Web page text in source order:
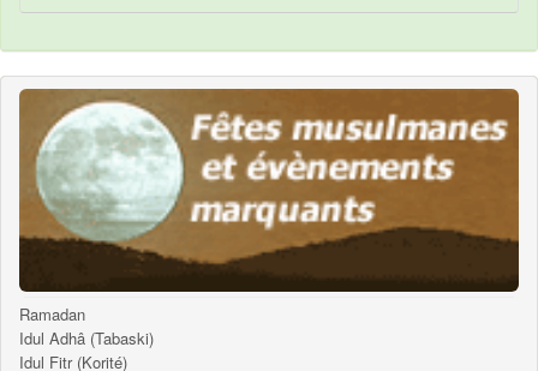
Ramadan
Idul Adhâ (Tabaski)
Idul Fitr (Korité)